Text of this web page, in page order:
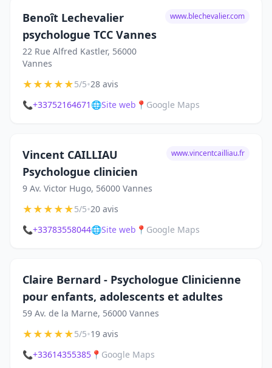
Benoît Lechevalier
psychologue TCC Vannes
22 Rue Alfred Kastler, 56000
Vannes
www.blechevalier.com
★★★★★5/5•28 avis
📞+33752164671 🌐Site web 📍 Google Maps
Vincent CAILLIAU
Psychologue clinicien
9 Av. Victor Hugo, 56000 Vannes
www.vincentcailliau.fr
★★★★★5/5•20 avis
📞+33783558044🌐Site web 📍 Google Maps
Claire Bernard - Psychologue Clinicienne
pour enfants, adolescents et adultes
59 Av. de la Marne, 56000 Vannes
★★★★★5/5•19 avis
📞+33614355385 📍 Google Maps